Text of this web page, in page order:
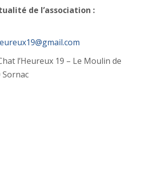
de l’association :
l’Heureux 19 – Le Moulin de
Sornac